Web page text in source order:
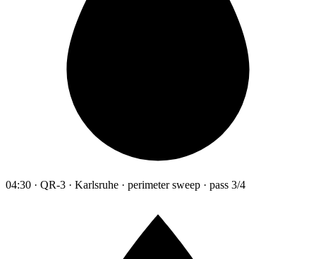
04:30 · QR-3 · Karlsruhe · perimeter sweep · pass 3/4